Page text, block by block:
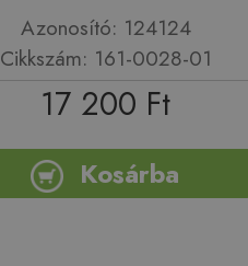
Azonosító: 124124
Cikkszám: 161-0028-01
17 200 Ft
Kosárba